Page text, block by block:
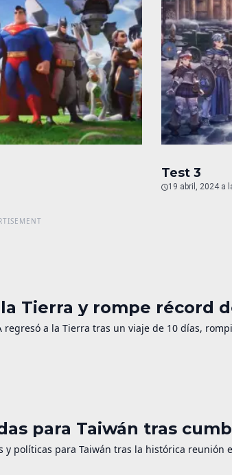
Test 3
19 abril, 2024 a
Tierra y rompe récord
a la Tierra tras un viaje de 10 días,
para Taiwán tras
y políticas para Taiwán tras la histórica reunión